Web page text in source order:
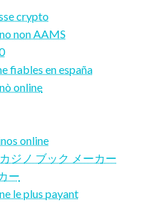
crypto
non AAMS
fiables en españa
online
online
ジノ ブック メーカー
ー
le plus payant